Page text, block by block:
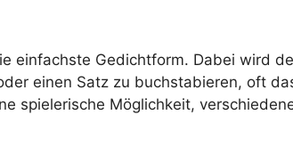
einfachste Gedichtform. Dabei wird
einen Satz zu buchstabieren, oft
spielerische Möglichkeit,